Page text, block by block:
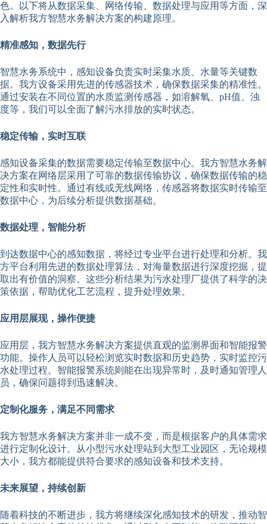
色。以下将从数据采集、网络传输、数据处理与应用等方面，深
入解析我方智慧水务解决方案的构建原理。
精准感知，数据先行
智慧水务系统中，感知设备负责实时采集水质、水量等关键数
据。我方设备采用先进的传感器技术，确保数据采集的精准性。
通过安装在不同位置的水质监测传感器，如溶解氧、pH值、浊
度等，我们可以全面了解污水排放的实时状态。
稳定传输，实时互联
感知设备采集的数据需要稳定传输至数据中心。我方智慧水务解
决方案在网络层采用了可靠的数据传输协议，确保数据传输的稳
定性和实时性。通过有线或无线网络，传感器将数据实时传输至
数据中心，为后续分析提供数据基础。
数据处理，智能分析
到达数据中心的感知数据，将经过专业平台进行处理和分析。我
方平台利用先进的数据处理算法，对海量数据进行深度挖掘，提
取出有价值的洞察。这些分析结果为污水处理厂提供了科学的决
策依据，帮助优化工艺流程，提升处理效果。
应用层展现，操作便捷
应用层，我方智慧水务解决方案提供直观的监测界面和智能报警
功能。操作人员可以轻松浏览实时数据和历史趋势，实时监控污
水处理过程。智能报警系统则能在出现异常时，及时通知管理人
员，确保问题得到迅速解决。
定制化服务，满足不同需求
我方智慧水务解决方案并非一成不变，而是根据客户的具体需求
进行定制化设计。从小型污水处理站到大型工业园区，无论规模
大小，我方都能提供符合要求的感知设备和技术支持。
未来展望，持续创新
随着科技的不断进步，我方将继续深化感知技术的研发，推动智